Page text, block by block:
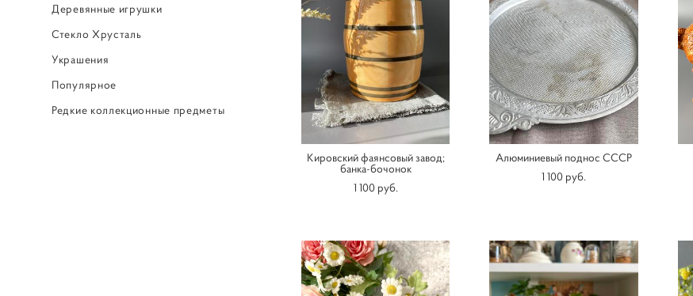
Деревянные игрушки
Стекло Хрусталь
Украшения
Популярное
Редкие коллекционные предметы
Кировский фаянсовый завод;
банка-бочонок
1 100 pуб.
Алюминиевый поднос СССР
1 100 pуб.